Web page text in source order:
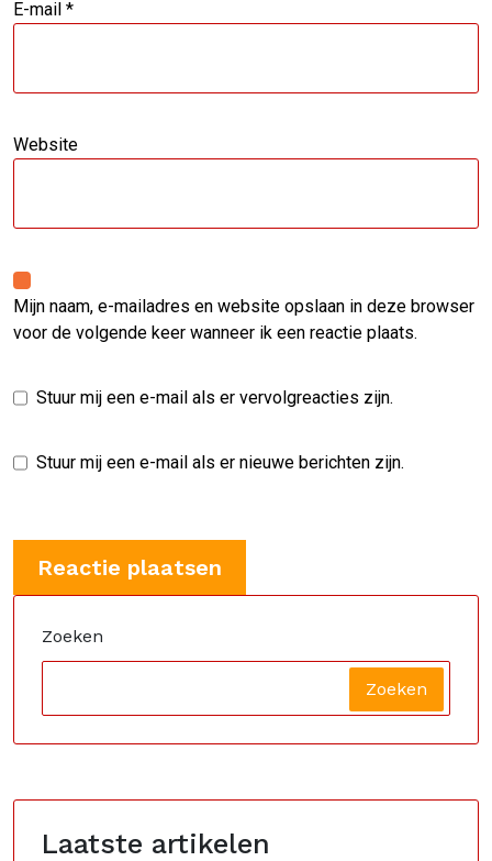
E-mail *
Website
Mijn naam, e-mailadres en website opslaan in deze browser
voor de volgende keer wanneer ik een reactie plaats.
Stuur mij een e-mail als er vervolgreacties zijn.
Stuur mij een e-mail als er nieuwe berichten zijn.
Zoeken
Zoeken
Laatste artikelen